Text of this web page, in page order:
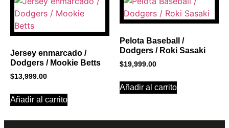
Jersey enmarcado /
Dodgers / Mookie Betts
$13,999.00
Añadir al carrito
Pelota Baseball /
Dodgers / Roki Sasaki
$19,999.00
Añadir al carrito